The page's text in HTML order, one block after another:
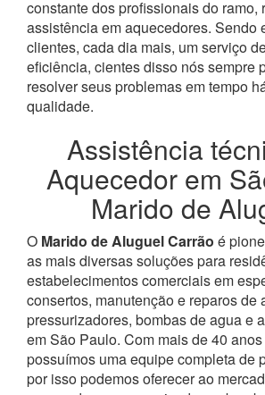
constante dos profissionais do ramo,
assistência em aquecedores. Sendo
clientes, cada dia mais, um serviço
eficiência, cientes disso nós sempre
resolver seus problemas em tempo
qualidade.
Assistência
Aquecedor em
Marido de
O Marido de Aluguel Carrão é
as mais diversas soluções para
estabelecimentos comerciais em
consertos, manutenção e reparos de
pressurizadores, bombas de agua e
em São Paulo. Com mais de 40
possuímos uma equipe completa de
por isso podemos oferecer ao